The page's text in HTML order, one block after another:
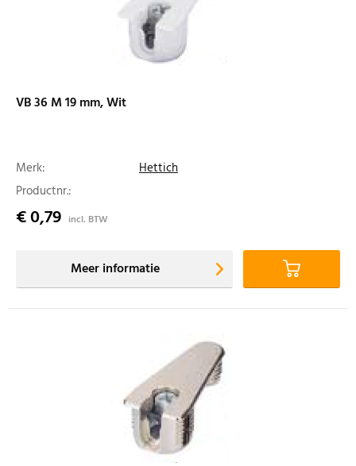
VB 36 M 19 mm, Wit
Merk:
Hettich
Productnr.:
€ 0,79 incl. BTW
Meer informatie